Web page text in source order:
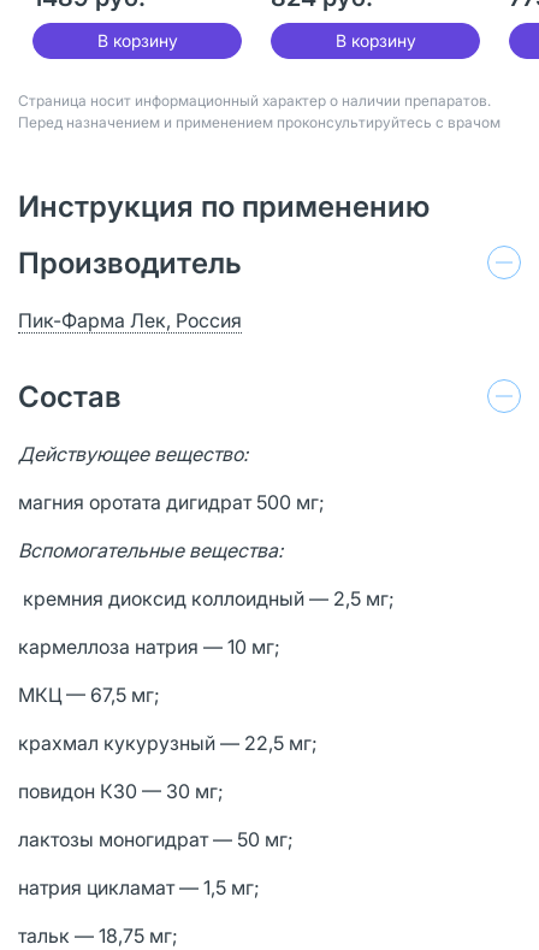
В корзину В корзину
Страница носит информационный характер о наличии препаратов.
Перед назначением и применением проконсультируйтесь с врачом
Инструкция по применению
Производитель
Пик-Фарма Лек, Россия
Состав
Действующее вещество:
магния оротата дигидрат 500 мг;
Вспомогательные вещества:
кремния диоксид коллоидный — 2,5 мг;
кармеллоза натрия — 10 мг;
МКЦ — 67,5 мг;
крахмал кукурузный — 22,5 мг;
повидон К30 — 30 мг;
лактозы моногидрат — 50 мг;
натрия цикламат — 1,5 мг;
тальк — 18,75 мг;